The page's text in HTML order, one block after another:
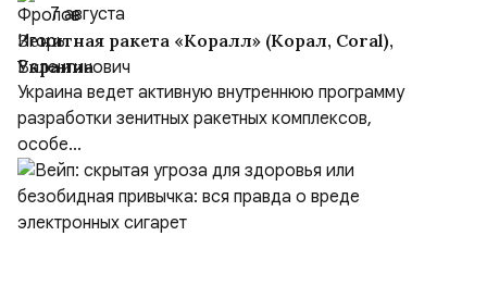
7 августа
Зенитная ракета «Коралл» (Корал, Coral),
Украина
Украина ведет активную внутреннюю программу
разработки зенитных ракетных комплексов,
особе...